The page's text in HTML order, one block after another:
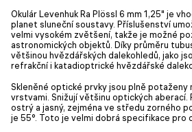
Okulár Levenhuk Ra Plössl 6 mm 1,25" je
planet sluneční soustavy. Příslušenství
velmi vysokém zvětšení, takže je možné
astronomických objektů. Díky průměru
většinou hvězdářských dalekohledů, jako
refrakční i katadioptrické hvězdářské
Skleněné optické prvky jsou plně potaženy
vrstvami. Snižují většinu optických
ostrý a jasný, zejména ve středu zorného
je 55°. Toto je velmi dobrá specifikace pro